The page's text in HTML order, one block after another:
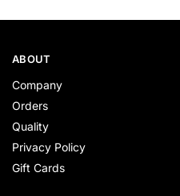
ABOUT
Company
Orders
Quality
Privacy Policy
Gift Cards